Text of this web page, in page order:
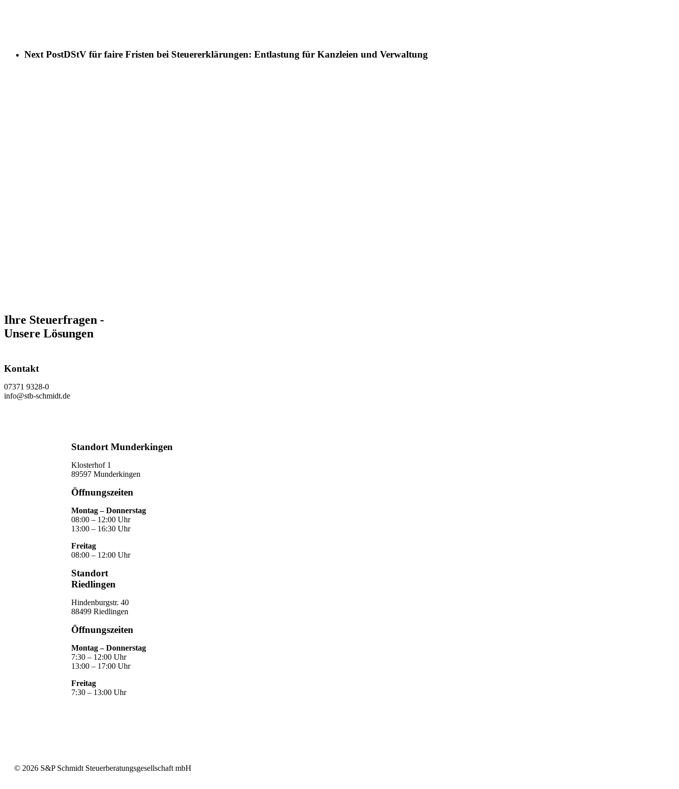
Next PostDStV für faire Fristen bei Steuererklärungen: Entlastung für Kanzleien und Verwaltung
Ihre Steuerfragen -
Unsere Lösungen
Kontakt
07371 9328-0
info@stb-schmidt.de
Standort Munderkingen
Klosterhof 1
89597 Munderkingen
Öffnungszeiten
Montag – Donnerstag
08:00 – 12:00 Uhr
13:00 – 16:30 Uhr
Freitag
08:00 – 12:00 Uhr
Standort
Riedlingen
Hindenburgstr. 40
88499 Riedlingen
Öffnungszeiten
Montag – Donnerstag
7:30 – 12:00 Uhr
13:00 – 17:00 Uhr
Freitag
7:30 – 13:00 Uhr
© 2026 S&P Schmidt Steuerberatungsgesellschaft mbH